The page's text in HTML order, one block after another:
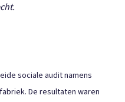
sociale audit namens
De resultaten waren